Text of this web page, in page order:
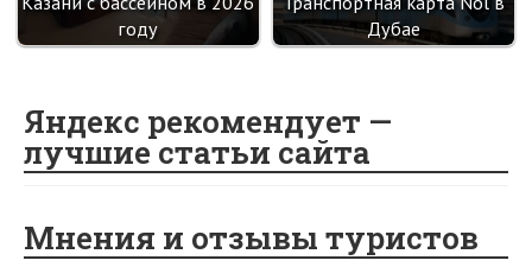
году
Дубае
Яндекс рекомендует —
лучшие статьи сайта
Мнения и отзывы туристов